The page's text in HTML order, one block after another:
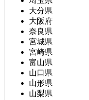
大分県
大阪府
奈良県
宮城県
宮崎県
富山県
山口県
山形県
山梨県